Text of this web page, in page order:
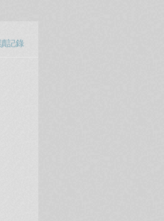
記錄